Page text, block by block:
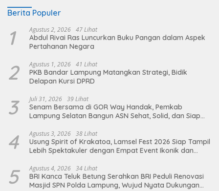
Berita Populer
1 Agustus 2, 2026 47 Lihat
Abdul Rivai Ras Luncurkan Buku Pangan dalam Aspek
Pertahanan Negara
2 Agustus 1, 2026 41 Lihat
PKB Bandar Lampung Matangkan Strategi, Bidik
Delapan Kursi DPRD
3 Juli 31, 2026 39 Lihat
Senam Bersama di GOR Way Handak, Pemkab
Lampung Selatan Bangun ASN Sehat, Solid, dan Siap
4 Agustus 3, 2026 38 Lihat
Usung Spirit of Krakatoa, Lamsel Fest 2026 Siap Tampil
Lebih Spektakuler dengan Empat Event Ikonik dan
5 Agustus 4, 2026 34 Lihat
BRI Kanca Teluk Betung Serahkan BRI Peduli Renovasi
Masjid SPN Polda Lampung, Wujud Nyata Dukungan